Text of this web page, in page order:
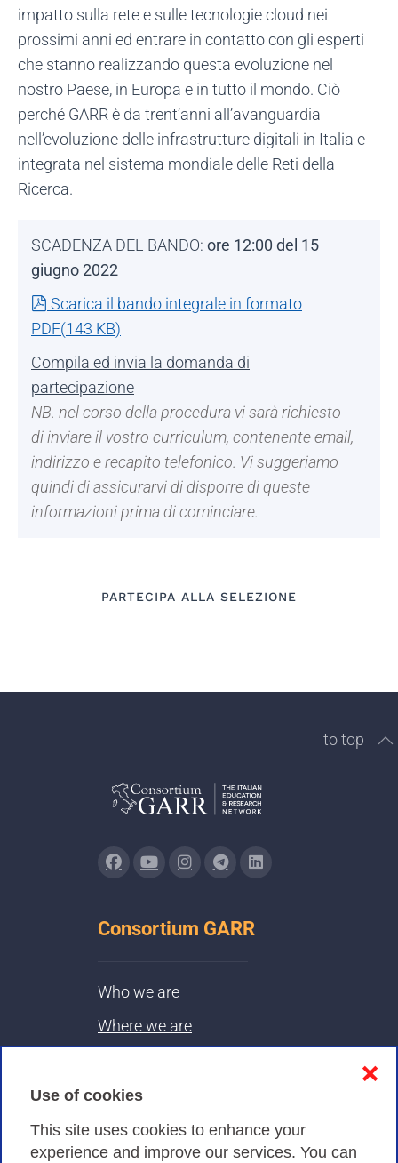
Use of cookies
This site uses cookies to enhance your
experience and improve our services. You can
❌
impatto sulla rete e sulle tecnologie cloud nei
prossimi anni ed entrare in contatto con gli esperti
che stanno realizzando questa evoluzione nel
nostro Paese, in Europa e in tutto il mondo. Ciò
perché GARR è da trent’anni all’avanguardia
nell’evoluzione delle infrastrutture digitali in Italia e
integrata nel sistema mondiale delle Reti della
Ricerca.
SCADENZA DEL BANDO: ore 12:00 del 15
giugno 2022
pdf
Scarica il bando integrale in formato
PDF(143 KB)
Compila ed invia la domanda di
partecipazione
NB. nel corso della procedura vi sarà richiesto
di inviare il vostro curriculum, contenente email,
indirizzo e recapito telefonico. Vi suggeriamo
quindi di assicurarvi di disporre di queste
informazioni prima di cominciare.
PARTECIPA ALLA SELEZIONE
to top
Consortium GARR
Who we are
Where we are
Privacy